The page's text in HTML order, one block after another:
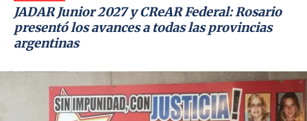
JADAR Junior 2027 y CReAR Federal: Rosario
presentó los avances a todas las provincias
argentinas